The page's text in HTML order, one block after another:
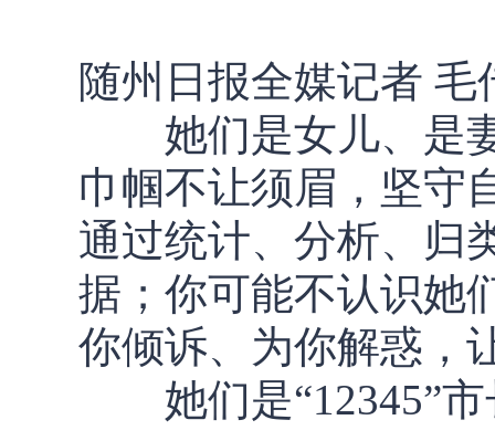
随州日报全媒记者 毛
她们是女儿、是妻
巾帼不让须眉，坚守
通过统计、分析、归
据；你可能不认识她
你倾诉、为你解惑，
她们是“12345”市